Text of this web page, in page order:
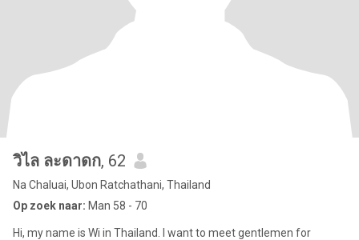
วิไล ละดาดก, 62
Na Chaluai, Ubon Ratchathani, Thailand
Op zoek naar: Man 58 - 70
Hi, my name is Wi in Thailand. I want to meet gentlemen for